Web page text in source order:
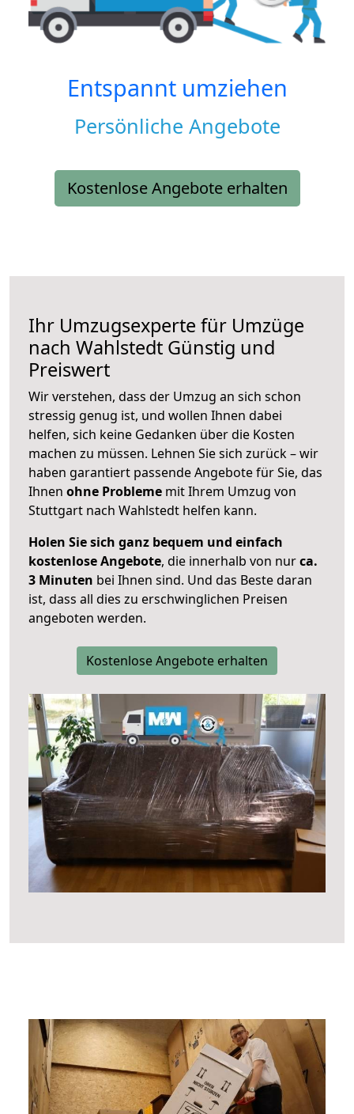
Entspannt umziehen
Persönliche Angebote
Kostenlose Angebote erhalten
Ihr Umzugsexperte für Umzüge
nach Wahlstedt Günstig und
Preiswert
Wir verstehen, dass der Umzug an sich schon
stressig genug ist, und wollen Ihnen dabei
helfen, sich keine Gedanken über die Kosten
machen zu müssen. Lehnen Sie sich zurück – wir
haben garantiert passende Angebote für Sie, das
Ihnen ohne Probleme mit Ihrem Umzug von
Stuttgart nach Wahlstedt helfen kann.
Holen Sie sich ganz bequem und einfach
kostenlose Angebote, die innerhalb von nurca.
3 Minuten bei Ihnen sind. Und das Beste daran
ist, dass all dies zu erschwinglichen Preisen
angeboten werden.
Kostenlose Angebote erhalten